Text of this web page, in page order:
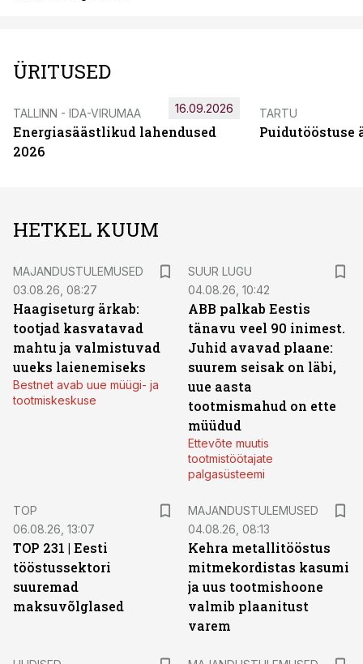
ÜRITUSED
TALLINN - IDA-VIRUMAA
Energiasäästlikud lahendused
2026
16.09.2026 TARTU
Puidutööstuse
HETKEL KUUM
MAJANDUSTULEMUSED
03.08.26, 08:27
Haagiseturg ärkab:
tootjad kasvatavad
mahtu ja valmistuvad
uueks laienemiseks
Bestnet avab uue müügi- ja
tootmiskeskuse
SUUR LUGU
04.08.26, 10:42
ABB palkab Eestis
tänavu veel 90 inimest.
Juhid avavad plaane:
suurem seisak on läbi,
uue aasta
tootmismahud on ette
müüdud
Ettevõte muutis
tootmistöötajate
palgasüsteemi
TOP
06.08.26, 13:07
TOP 231 | Eesti
tööstussektori
suuremad
maksuvõlglased
MAJANDUSTULEMUSED
04.08.26, 08:13
Kehra metallitööstus
mitmekordistas kasumi
ja uus tootmishoone
valmib plaanitust
varem